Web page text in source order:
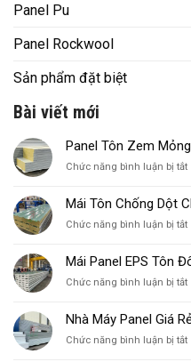
Panel Pu
Panel Rockwool
Sản phẩm đặt biệt
Bài viết mới
Panel Tôn Zem
Chức năng bình luận bị tắtở
Mái Tôn Chống Dột
Chức năng bình luận bị tắtở
Ở
Mái Panel EPS Tôn
Chức năng bình luận bị tắtở
Nhà Máy Panel Giá
Chức năng bình luận bị tắtở